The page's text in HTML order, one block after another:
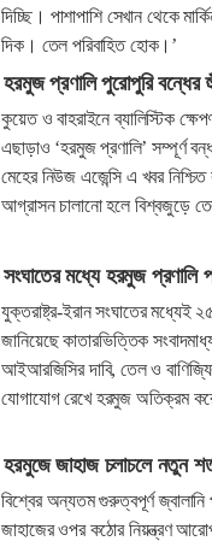
দিচ্ছি‌। পাশাপাশি সেখান থেকে
দিক। তেল পরিবাহিত হোক।’
হরমুজ প্রণালি পুরোপুরি বন্ধের
কুয়েত ও বাহরাইনে ব্যালিস্টিক
এছাড়াও ‘হরমুজ প্রণালি’ সম্পূর্ণ
মেহের নিউজ এজেন্সি এ খবর
আগ্রাসন চালানো হলে বিশ্বজুড়ে
সংঘাতের মধ্যে হরমুজ প্রণালি
যুক্তরাষ্ট্র-ইরান সংঘাতের মধ্যেই
জানিয়েছে কাতারভিত্তিক
আইআরজিসির দাবি, তেল ও
যোগাযোগ রেখে হরমুজ অতিক্রম
হরমুজে জাহাজ চলাচলে নতুন
বিশ্বের অন্যতম গুরুত্বপূর্ণ জ্বালানি
জাহাজের ওপর কঠোর নিয়ন্ত্রণ